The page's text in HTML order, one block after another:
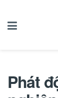
Phát